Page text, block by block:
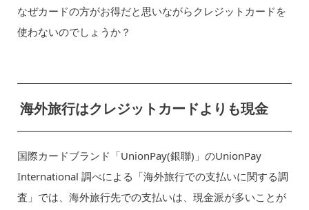
なぜカードの方がお得だと思いながらクレジットカードを
使わないのでしょうか？
海外旅行はクレジットカードよりも現金
国際カードブランド「UnionPay(銀聯)」のUnionPay
International 調べによる「海外旅行での支払いに関する調
査」では、海外旅行先での支払いは、現金派が多いことが